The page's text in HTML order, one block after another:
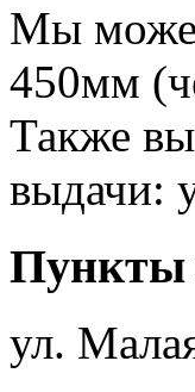
Мы
450мм
Также вы
выдачи:
Пункты
ул.